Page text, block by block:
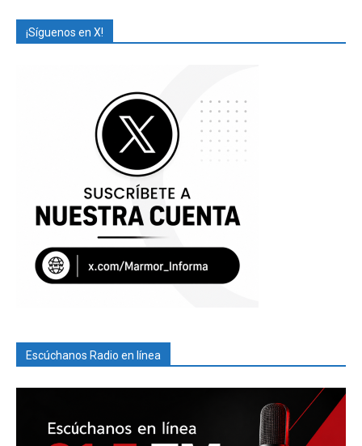
¡Síguenos en X!
Escúchanos Radio en línea